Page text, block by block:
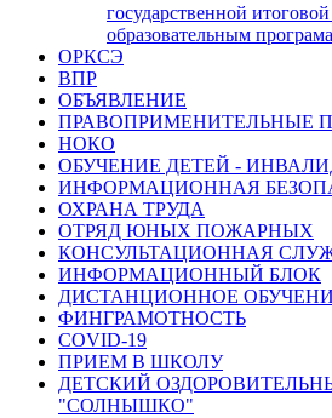
государственной
образовательным
ОРКСЭ
ВПР
ОБЪЯВЛЕНИЕ
ПРАВОПРИМЕНИТЕЛЬНЫЕ
НОКО
ОБУЧЕНИЕ ДЕТЕЙ -
ИНФОРМАЦИОННАЯ
ОХРАНА ТРУДА
ОТРЯД ЮНЫХ ПОЖАРНЫХ
КОНСУЛЬТАЦИОННАЯ
ИНФОРМАЦИОННЫЙ БЛОК
ДИСТАНЦИОННОЕ
ФИНГРАМОТНОСТЬ
COVID-19
ПРИЕМ В ШКОЛУ
ДЕТСКИЙ
"СОЛНЫШКО"